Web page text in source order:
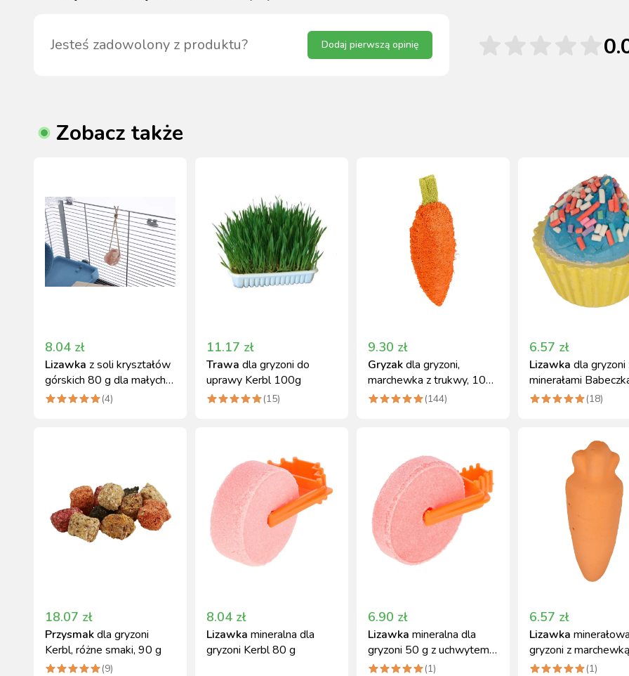
Jesteś zadowolony z produktu? Dodaj pierwszą opinię
Zobacz także
8.04 zł
Lizawka z soli kryształów
górskich 80 g dla małych
zwierząt Kerbl
(4)
11.17 zł
Trawa dla gryzoni do
uprawy Kerbl 100g
(15)
9.30 zł
Gryzakdla gryzoni,
marchewka z trukwy, 10
cm, Kerbl
(144)
6.57 zł
Lizawka dla gryzoni
minerałami
Kerbl
(18)
18.07 zł
Przysmakdla gryzoni
Kerbl, różne smaki, 90 g
(9)
8.04 zł
Lizawka mineralna dla
gryzoni Kerbl 80 g
6.90 zł
Lizawka mineralna dla
gryzoni 50 g z uchwytem
Kerbl
(1)
6.57 zł
Lizawka
gryzoni z
Kerbl
(1)